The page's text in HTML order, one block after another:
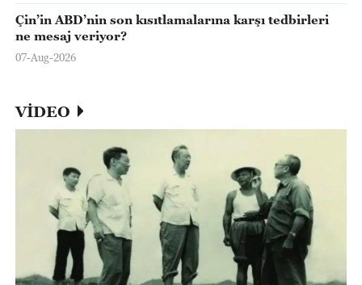
Çin’in ABD’nin son kısıtlamalarına karşı tedbirleri
ne mesaj veriyor?
07-Aug-2026
VİDEO